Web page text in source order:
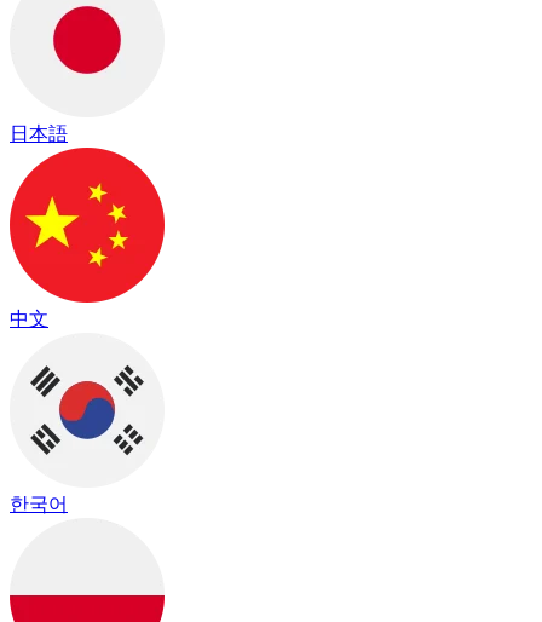
日本語
中文
한국어